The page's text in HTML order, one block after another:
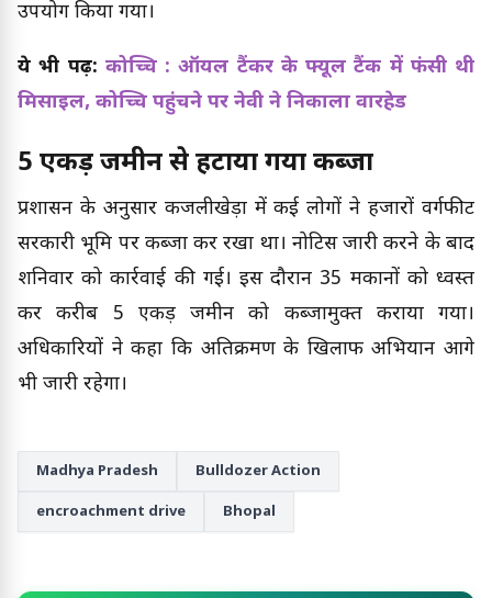
उपयोग किया गया।
ये भी पढ़ें: कोच्चि : ऑयल टैंकर के फ्यूल टैंक में फंसी थी
मिसाइल, कोच्चि पहुंचने पर नेवी ने निकाला वारहेड
5 एकड़ जमीन से हटाया गया कब्जा
प्रशासन के अनुसार कजलीखेड़ा में कई लोगों ने हजारों वर्गफीट
सरकारी भूमि पर कब्जा कर रखा था। नोटिस जारी करने के बाद
शनिवार को कार्रवाई की गई। इस दौरान 35 मकानों को ध्वस्त
कर करीब 5 एकड़ जमीन को कब्जामुक्त कराया गया।
अधिकारियों ने कहा कि अतिक्रमण के खिलाफ अभियान आगे
भी जारी रहेगा।
Madhya Pradesh Bulldozer Action
encroachment drive Bhopal